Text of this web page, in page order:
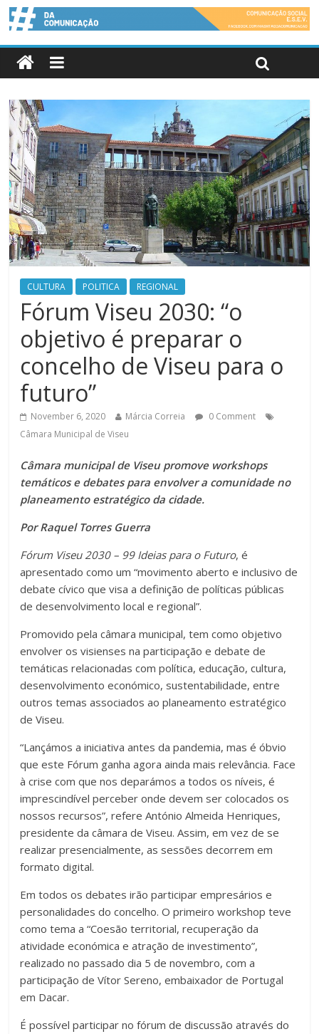
CULTURA POLITICA REGIONAL
Fórum Viseu 2030: “o
objetivo é preparar o
concelho de Viseu para o
futuro”
November 6, 2020 Márcia Correia
0 Comment
Câmara Municipal de Viseu
Câmara municipal de Viseu promove workshops
temáticos e debates para envolver a comunidade no
planeamento estratégico da cidade.
Por Raquel Torres Guerra
Fórum Viseu 2030 – 99 Ideias para o Futuro, é
apresentado como um “movimento aberto e inclusivo de
debate cívico que visa a definição de políticas públicas
de desenvolvimento local e regional”.
Promovido pela câmara municipal, tem como objetivo
envolver os visienses na participação e debate de
temáticas relacionadas com política, educação, cultura,
desenvolvimento económico, sustentabilidade, entre
outros temas associados ao planeamento estratégico
de Viseu.
“Lançámos a iniciativa antes da pandemia, mas é óbvio
que este Fórum ganha agora ainda mais relevância. Face
à crise com que nos deparámos a todos os níveis, é
imprescindível perceber onde devem ser colocados os
nossos recursos”, refere António Almeida Henriques,
presidente da câmara de Viseu. Assim, em vez de se
realizar presencialmente, as sessões decorrem em
formato digital.
Em todos os debates irão participar empresários e
personalidades do concelho. O primeiro workshop teve
como tema a “Coesão territorial, recuperação da
atividade económica e atração de investimento”,
realizado no passado dia 5 de novembro, com a
participação de Vítor Sereno, embaixador de Portugal
em Dacar.
É possível participar no fórum de discussão através do